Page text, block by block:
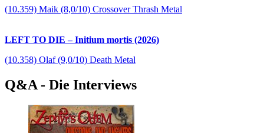
(10.359) Maik (8,0/10) Crossover Thrash Metal
LEFT TO DIE – Initium mortis (2026)
(10.358) Olaf (9,0/10) Death Metal
Q&A - Die Interviews